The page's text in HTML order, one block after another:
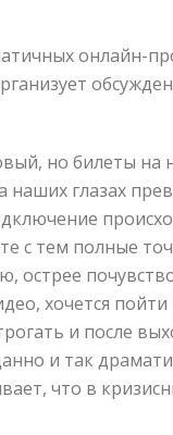
онлайн-
но билеты на
глазах
с тем полные
хочется
и после
и так
что в